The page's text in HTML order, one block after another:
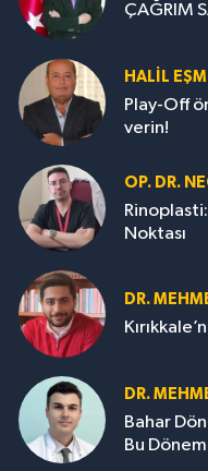
ÇAĞRIM
HALIL
Play-Off
verin!
OP. DR.
Noktası
DR.
DR.
Bahar
Bu